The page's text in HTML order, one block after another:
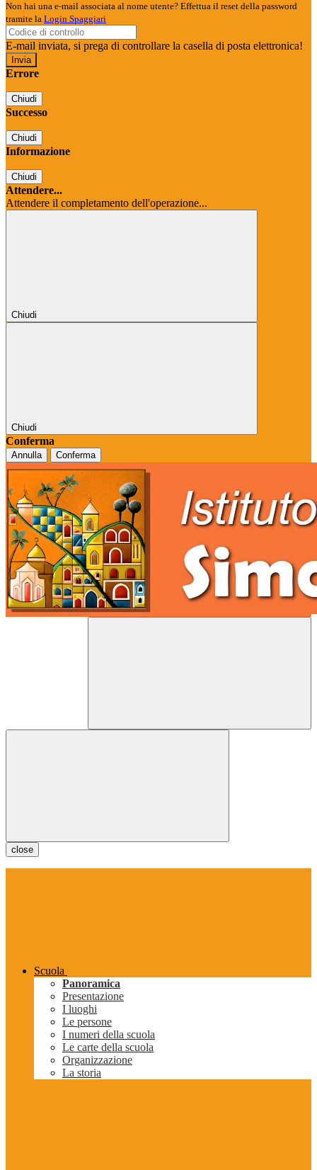
Non hai una e-mail associata al nome utente? Effettua il reset della password
tramite la Login Spaggiari
E-mail inviata, si prega di controllare la casella di posta elettronica!
Errore
Chiudi
Successo
Chiudi
Informazione
Chiudi
Attendere...
Attendere il completamento dell'operazione...
Chiudi
Chiudi
Conferma
Annulla Conferma
close
Scuola
Panoramica
Presentazione
I luoghi
Le persone
I numeri della scuola
Le carte della scuola
Organizzazione
La storia